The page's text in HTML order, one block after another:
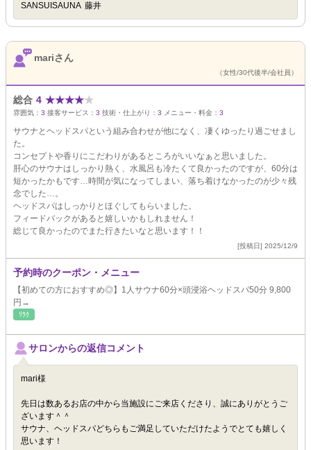
SANSUISAUNA 藤井
mariさん
（女性/30代後半/会社員）
総合 4 ★★★★★
雰囲気： 3 接客サービス： 3 技術・仕上がり： 3 メニュー・料金： 3
サウナとヘッドスパという組み合わせが他になく、凄くゆったり過ごせまし
た。
コンセプトや香りにこだわりがあるところがいいなぁと思いました。
肝心のサウナはしっかり熱く、水風呂も冷たくて良かったのですが、60分は
短かったかもです…時間が気になってしまい、落ち着けなかったのが少々残
念でした…。
ヘッドスパはしっかりとほぐしてもらいました。
フィードバックがあると嬉しいかもしれません！
総じて良かったのでまた行きたいなと思います！！
[投稿日] 2025/12/9
予約時のクーポン・メニュー
【初めての方におすすめ◎】1人サウナ60分×頭浸浴ヘッドスパ50分 9,800
円→
ﾘﾗｸ
サロンからの返信コメント
mari様
先日は数あるお店の中から当施設にご来店くださり、誠にありがとうご
ざいます＾＾
サウナ、ヘッドスパどちらもご満足していただけたようでとても嬉しく
思います！